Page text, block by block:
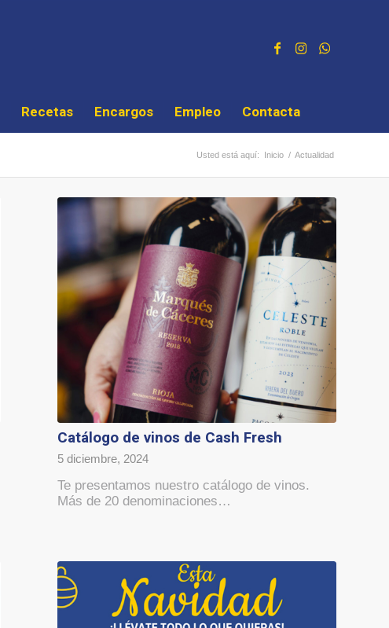
Recetas Encargos Empleo Contacta
Usted está aquí: Inicio / Actualidad
Catálogo de vinos de Cash Fresh
5 diciembre, 2024
Te presentamos nuestro catálogo de vinos.
Más de 20 denominaciones…